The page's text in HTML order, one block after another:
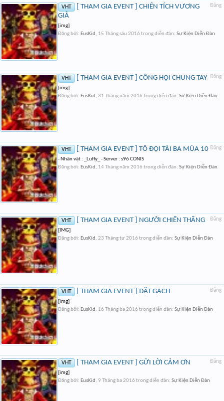
Đăng
VHT
[ THAM GIA EVENT ] CHIẾN TÍCH VƯƠNG
GIẢ
[img]
Đăng bởi: EusKid , 15 Tháng sáu 2016 trong diễn đàn: Sự Kiện Diễn Đàn
Đăng
VHT [ THAM GIA EVENT ] CÔNG HỘI CHUNG TAY
[img]
Đăng bởi: EusKid , 31 Tháng năm 2016 trong diễn đàn: Sự Kiện Diễn Đàn
Đăng
VHT [ THAM GIA EVENT ] TỔ ĐỘI TÀI BA MÙA 10
- Nhân vật : _Luffy_ - Server : s96 CONIS
Đăng bởi: EusKid , 14 Tháng năm 2016 trong diễn đàn: Sự Kiện Diễn Đàn
Đăng
VHT [ THAM GIA EVENT ] NGƯỜI CHIẾN THẮNG
[IMG]
Đăng bởi: EusKid , 23 Tháng tư 2016 trong diễn đàn: Sự Kiện Diễn Đàn
Đăng
VHT [ THAM GIA EVENT ] ĐẶT GẠCH
[img]
Đăng bởi: EusKid , 16 Tháng ba 2016 trong diễn đàn: Sự Kiện Diễn Đàn
Đăng
VHT [ THAM GIA EVENT ] GỬI LỜI CẢM ƠN
[img]
Đăng bởi: EusKid , 9 Tháng ba 2016 trong diễn đàn: Sự Kiện Diễn Đàn